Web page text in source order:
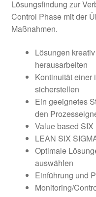
Lösungsfindung zur
Control Phase mit der
Maßnahmen.
Lösungen
herausarbeiten
Kontinuität einer
sicherstellen
Ein geeignetes
den
Value based SIX
LEAN SIX
Optimale
auswählen
Einführung und
Monitoring/